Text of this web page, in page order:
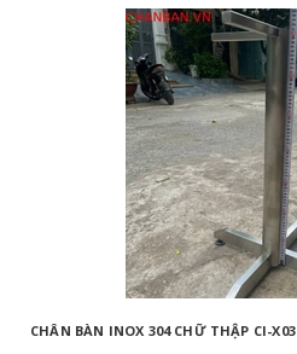
CHÂN BÀN INOX 304 CHỮ THẬP CI-X03